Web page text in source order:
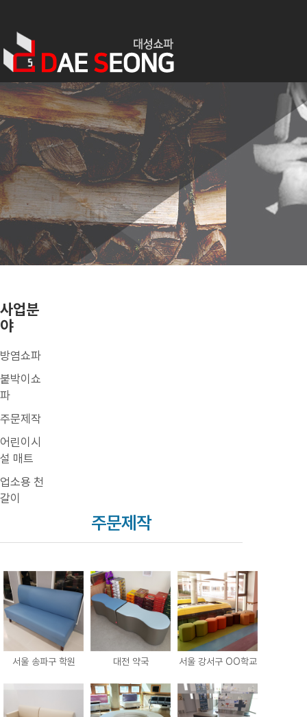
사업분
야
방염쇼파
붙박이쇼
파
주문제작
어린이시
설 매트
업소용 천
갈이
주문제작
서울 송파구 학원 대전 약국 서울 강서구 OO학교